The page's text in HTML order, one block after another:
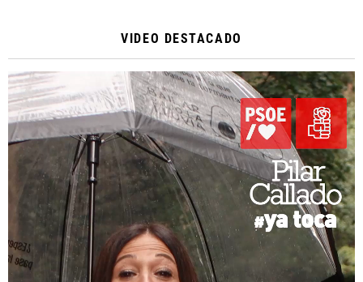
VIDEO DESTACADO
Reproductor
de
vídeo